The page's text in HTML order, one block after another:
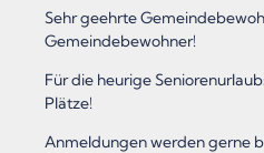
Sehr geehrte
Gemeindebewohner!
Für die heurige
Plätze!
Anmeldungen werden gerne